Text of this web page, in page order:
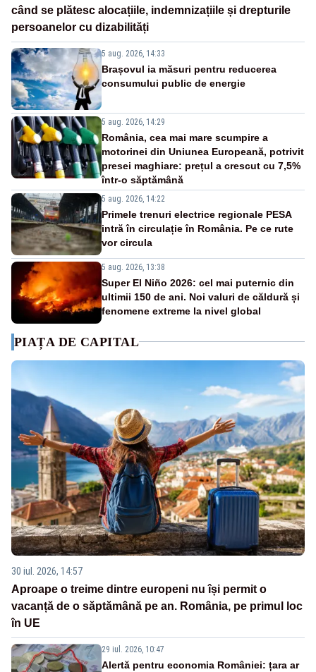
când se plătesc alocațiile, indemnizațiile și drepturile
persoanelor cu dizabilități
5 aug. 2026, 14:33
Brașovul ia măsuri pentru reducerea
consumului public de energie
5 aug. 2026, 14:29
România, cea mai mare scumpire a
motorinei din Uniunea Europeană, potrivit
presei maghiare: prețul a crescut cu 7,5%
într-o săptămână
5 aug. 2026, 14:22
Primele trenuri electrice regionale PESA
intră în circulație în România. Pe ce rute
vor circula
5 aug. 2026, 13:38
Super El Niño 2026: cel mai puternic din
ultimii 150 de ani. Noi valuri de căldură și
fenomene extreme la nivel global
PIAȚA DE CAPITAL
30 iul. 2026, 14:57
Aproape o treime dintre europeni nu își permit o
vacanță de o săptămână pe an. România, pe primul loc
în UE
29 iul. 2026, 10:47
Alertă pentru economia României: țara ar